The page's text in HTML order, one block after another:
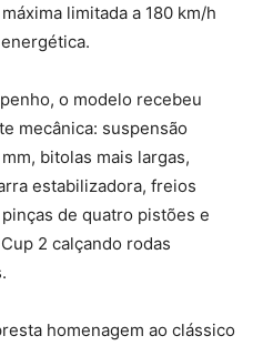
limitada a 180 km/h
o modelo recebeu
mecânica: suspensão
bitolas mais largas,
estabilizadora, freios
de quatro pistões e
2 calçando rodas
homenagem ao clássico